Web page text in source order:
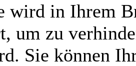
wird in Ihrem
um zu
Sie können